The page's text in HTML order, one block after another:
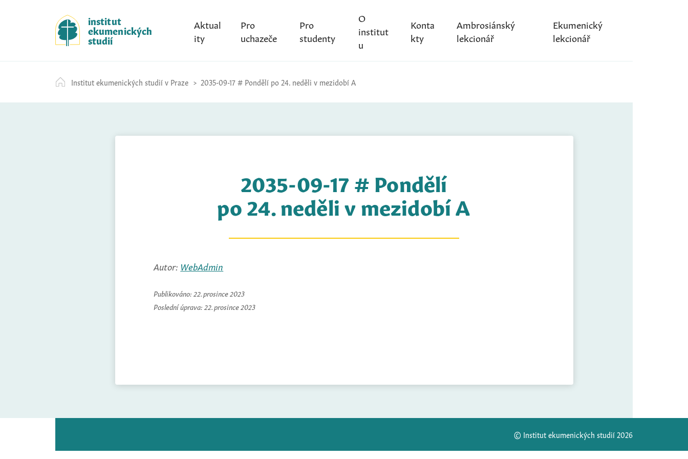
k
i
p
t
c
o
institut
ekumenických
studií
Aktual
ity
Pro
uchazeče
Pro
studenty
O
institut
u
Konta
kty
Ambrosiánský
lekcionář
Ekumenický
lekcionář
Institut ekumenických studií v Praze 2035-09-17 # Pondělí po 24. neděli v mezidobí A
2035-09-17 # Pondělí
po 24. neděli v mezidobí A
Autor: WebAdmin
Publikováno: 22. prosince 2023
Poslední úprava: 22. prosince 2023
© Institut ekumenických studií 2026